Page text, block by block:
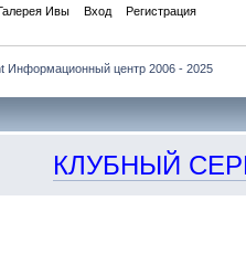
Ивы Вход Регистрация
Информационный центр 2006 - 2025
КЛУБНЫЙ